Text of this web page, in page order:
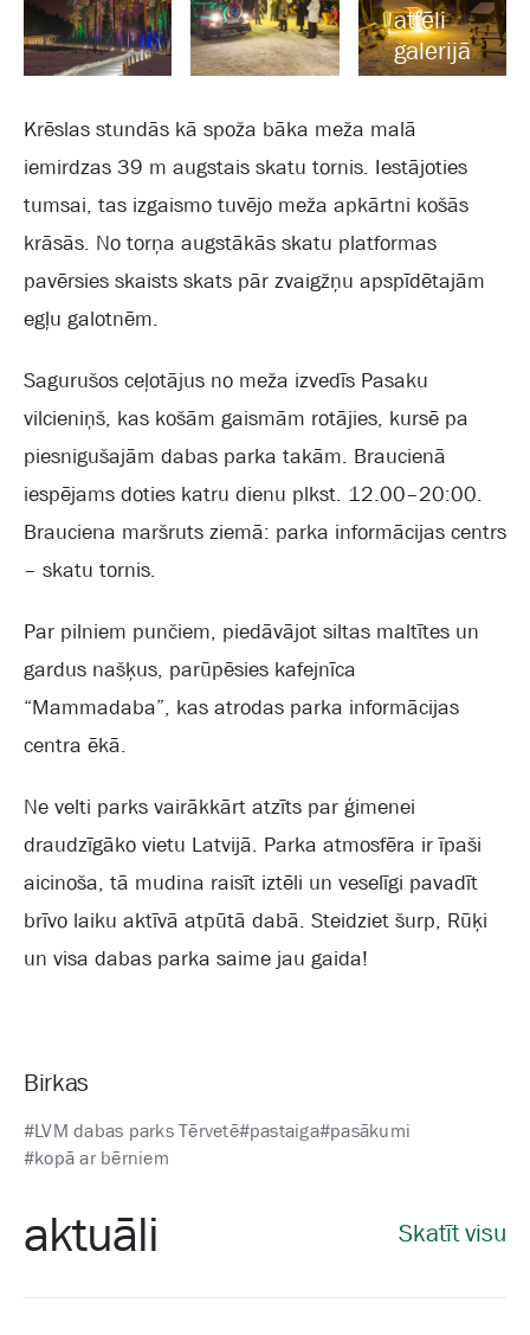
attēli
galerijā
Krēslas stundās kā spoža bāka meža malā
iemirdzas 39 m augstais skatu tornis. Iestājoties
tumsai, tas izgaismo tuvējo meža apkārtni košās
krāsās. No torņa augstākās skatu platformas
pavērsies skaists skats pār zvaigžņu apspīdētajām
egļu galotnēm.
Sagurušos ceļotājus no meža izvedīs Pasaku
vilcieniņš, kas košām gaismām rotājies, kursē pa
piesnigušajām dabas parka takām. Braucienā
iespējams doties katru dienu plkst. 12.00–20:00.
Brauciena maršruts ziemā: parka informācijas centrs
– skatu tornis.
Par pilniem punčiem, piedāvājot siltas maltītes un
gardus našķus, parūpēsies kafejnīca
“Mammadaba”, kas atrodas parka informācijas
centra ēkā.
Ne velti parks vairākkārt atzīts par ģimenei
draudzīgāko vietu Latvijā. Parka atmosfēra ir īpaši
aicinoša, tā mudina raisīt iztēli un veselīgi pavadīt
brīvo laiku aktīvā atpūtā dabā. Steidziet šurp, Rūķi
un visa dabas parka saime jau gaida!
Birkas
#LVM dabas parks Tērvetē#pastaiga#pasākumi
#kopā ar bērniem
aktuāli Skatīt visu